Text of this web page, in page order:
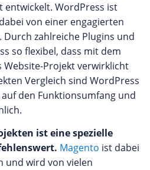
entwickelt. WordPress ist
von einer engagierten
zahlreiche Plugins und
so flexibel, dass mit dem
Website-Projekt verwirklicht
Vergleich sind WordPress
auf den Funktionsumfang und
ist eine spezielle
Magento ist dabei
und wird von vielen